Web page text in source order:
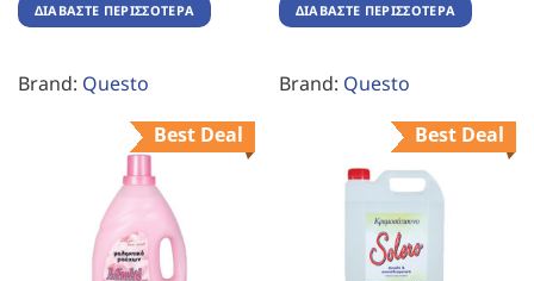
ΔΙΑΒΆΣΤΕ ΠΕΡΙΣΣΌΤΕΡΑ
Brand: Questo
ΔΙΑΒΆΣΤΕ ΠΕΡΙΣΣΌΤΕΡΑ
Brand: Questo
Best Deal
Best Deal